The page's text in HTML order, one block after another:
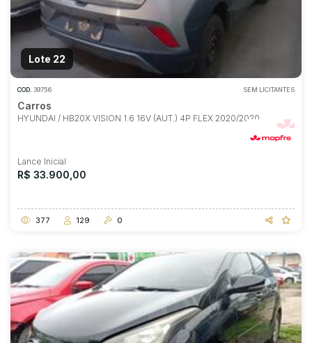
Lote 22
COD. 39756 SEM LICITANTES
Carros
HYUNDAI / HB20X VISION 1.6 16V (AUT.) 4P FLEX 2020/2020
Lance Inicial
R$ 33.900,00
377 129 0